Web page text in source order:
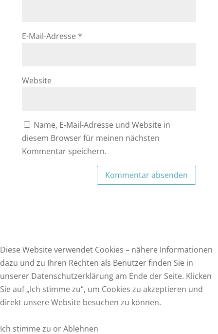
E-Mail-Adresse *
Website
Name, E-Mail-Adresse und Website in
diesem Browser für meinen nächsten
Kommentar speichern.
c
b
i
t
E
a
l
W
a
s
Diese Website verwendet Cookies – nähere Informationen
dazu und zu Ihren Rechten als Benutzer finden Sie in
unserer Datenschutzerklärung am Ende der Seite. Klicken
Sie auf „Ich stimme zu“, um Cookies zu akzeptieren und
direkt unsere Website besuchen zu können.
Ich stimme zu or Ablehnen